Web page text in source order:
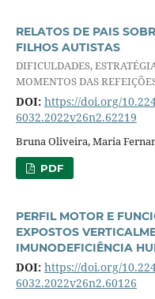
RELATOS DE PAIS
FILHOS AUTISTAS
DIFICULDADES,
MOMENTOS DAS
DOI: https://doi.org/
6032.2022v26n2.62219
Bruna Oliveira, Maria
PDF
PERFIL MOTOR E
EXPOSTOS
IMUNODEFICIÊNCIA
DOI: https://doi.org/
6032.2022v26n2.60126